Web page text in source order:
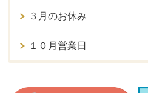
３月のお休み
１０月営業日